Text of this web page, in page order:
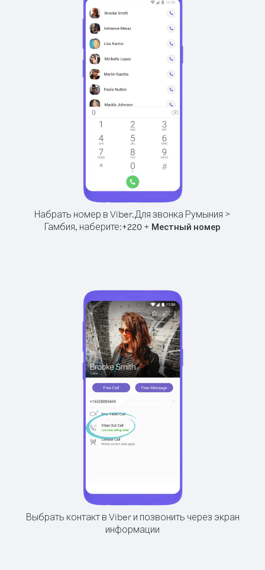
Набрать номер в Viber.Для звонка Румыния >
Гамбия, наберите:+220 + Местный номер
Выбрать контакт в Viber и позвонить через экран
информации